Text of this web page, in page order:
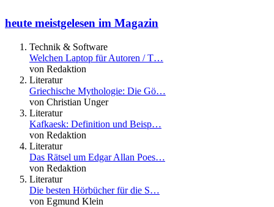
heute meistgelesen im Magazin
Technik & Software
Welchen Laptop für Autoren / T…
von Redaktion
Literatur
Griechische Mythologie: Die Gö…
von Christian Unger
Literatur
Kafkaesk: Definition und Beisp…
von Redaktion
Literatur
Das Rätsel um Edgar Allan Poes…
von Redaktion
Literatur
Die besten Hörbücher für die S…
von Egmund Klein